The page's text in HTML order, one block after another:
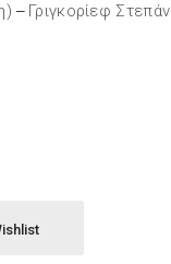
— Γριγκορίεφ Στεπάν